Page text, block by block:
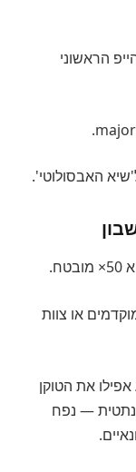
כאשר ההייפ הראשוני
האבסולוטי'.
או צוות
את הטוקן
— נפח